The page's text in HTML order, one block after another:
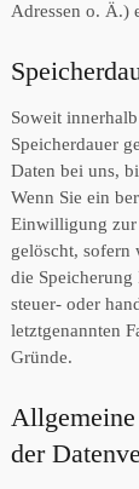
Adressen o. Ä.)
Soweit
Speicherdauer
Daten bei uns,
Wenn Sie ein
Einwilligung zur
gelöscht, sofern
die Speicherung
steuer- oder
letztgenannten
Gründe.
der